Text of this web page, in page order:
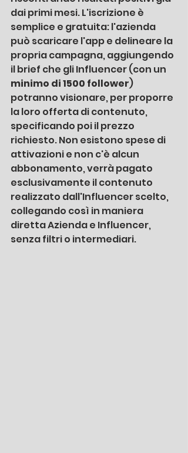
dai primi mesi. L'iscrizione è
semplice e gratuita: l'azienda
può scaricare l'app e delineare la
propria campagna, aggiungendo
il brief che gli Influencer (con un
minimo di 1500 follower)
potranno visionare, per proporre
la loro offerta di contenuto,
specificando poi il prezzo
richiesto. Non esistono spese di
attivazioni e non c'è alcun
abbonamento, verrà pagato
esclusivamente il contenuto
realizzato dall'Influencer scelto,
collegando così in maniera
diretta Azienda e Influencer,
senza filtri o intermediari.